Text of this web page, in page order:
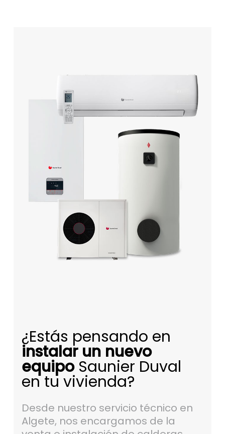
¿Estás pensando en
instalar un nuevo
equipoSaunier Duval
en tu vivienda?
Desde nuestro servicio técnico en
Algete, nos encargamos de la